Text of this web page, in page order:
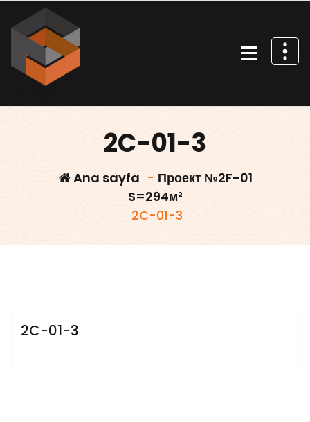
geç
2C-01-3
Ana sayfa - Проект №2F-01
S=294м²
2C-01-3
2C-01-3